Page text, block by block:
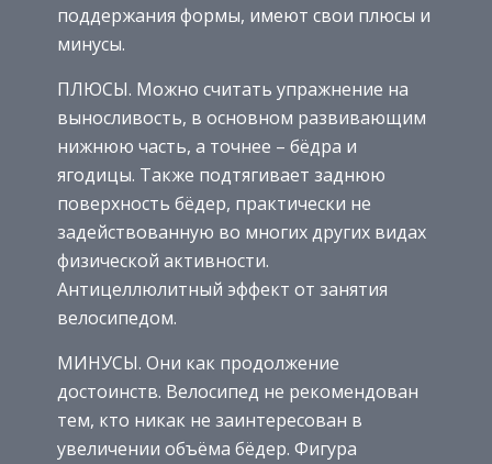
поддержания формы, имеют свои плюсы и
минусы.
ПЛЮСЫ. Можно считать упражнение на
выносливость, в основном развивающим
нижнюю часть, а точнее – бёдра и
ягодицы. Также подтягивает заднюю
поверхность бёдер, практически не
задействованную во многих других видах
физической активности.
Антицеллюлитный эффект от занятия
велосипедом.
МИНУСЫ. Они как продолжение
достоинств. Велосипед не рекомендован
тем, кто никак не заинтересован в
увеличении объёма бёдер. Фигура